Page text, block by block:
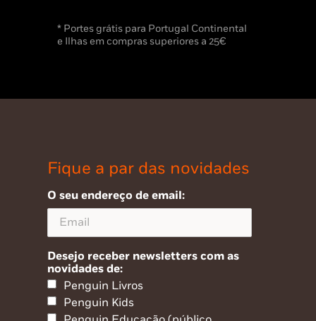
* Portes grátis para Portugal Continental
e Ilhas em compras superiores a 25€
Fique a par das novidades
O seu endereço de email:
Desejo receber newsletters com as
novidades de:
Penguin Livros
Penguin Kids